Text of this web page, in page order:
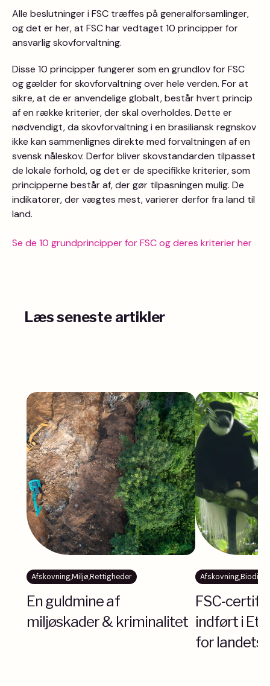
Alle beslutninger i FSC træffes på generalforsamlinger,
og det er her, at FSC har vedtaget 10 principper for
ansvarlig skovforvaltning.
Disse 10 principper fungerer som en grundlov for FSC
og gælder for skovforvaltning over hele verden. For at
sikre, at de er anvendelige globalt, består hvert princip
af en række kriterier, der skal overholdes. Dette er
nødvendigt, da skovforvaltning i en brasiliansk regnskov
ikke kan sammenlignes direkte med forvaltningen af en
svensk nåleskov. Derfor bliver skovstandarden tilpasset
de lokale forhold, og det er de specifikke kriterier, som
principperne består af, der gør tilpasningen mulig. De
indikatorer, der vægtes mest, varierer derfor fra land til
land.
Se de 10 grundprincipper for FSC og deres kriterier her
Læs seneste artikler
Afskovning,Miljø,Rettigheder
En guldmine af
miljøskader & kriminalitet
Afskovning,
FSC-
indført i
for landets